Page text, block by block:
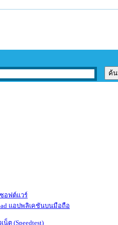
ซอฟต์แวร์
แอปพลิเคชันบนมือถือ
น็ต (Speedtest)